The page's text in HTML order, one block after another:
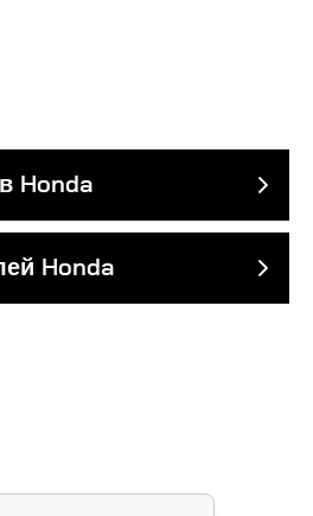
Honda
Honda